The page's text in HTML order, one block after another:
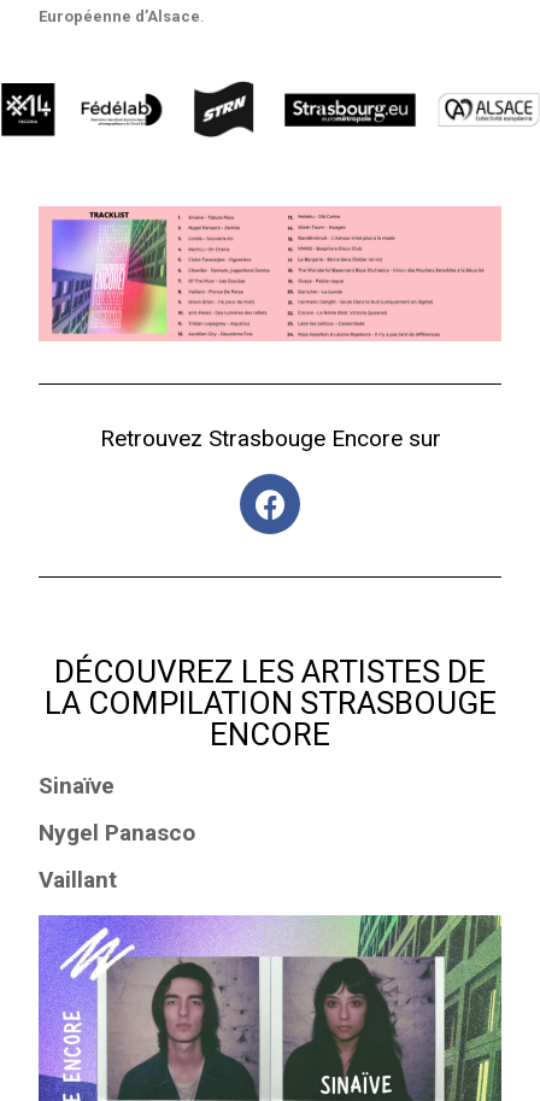
Européenne d’Alsace
Retrouvez Strasbouge Encore sur
DÉCOUVREZ LES ARTISTES DE
LA COMPILATION STRASBOUGE
ENCORE
Sinaïve
Nygel Panasco
Vaillant